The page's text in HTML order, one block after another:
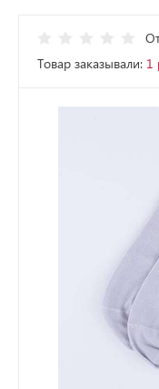
Товар заказывали: 1